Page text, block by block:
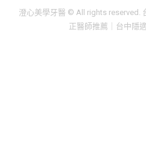
澄心美學牙醫 © All rights reserved.
正醫師推薦｜台中隱